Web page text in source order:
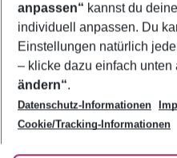
Footer
Footer navigation
Über uns
AGB
Bestpreisgarantie
Cookie-Einstellungen ändern
Cookie-Richtlinie
Agenturbetreuung
Barrierefreies Reisen
Folge uns
anpassen“ kannst du
individuell anpassen. Du
Einstellungen natürlich
– klicke dazu einfach unten
ändern“.
Datenschutz-Informationen
Cookie/Tracking-Informationen